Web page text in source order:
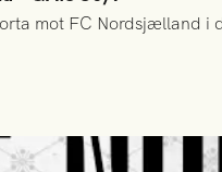
mot FC Nordsjælland